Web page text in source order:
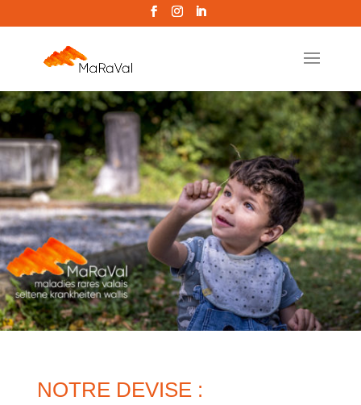
NOTRE DEVISE :